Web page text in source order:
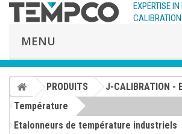
EXPERTISE
CALIBRATION
MENU
PRODUITS
J-CALIBRATION -
Température
Etalonneurs de température industriels